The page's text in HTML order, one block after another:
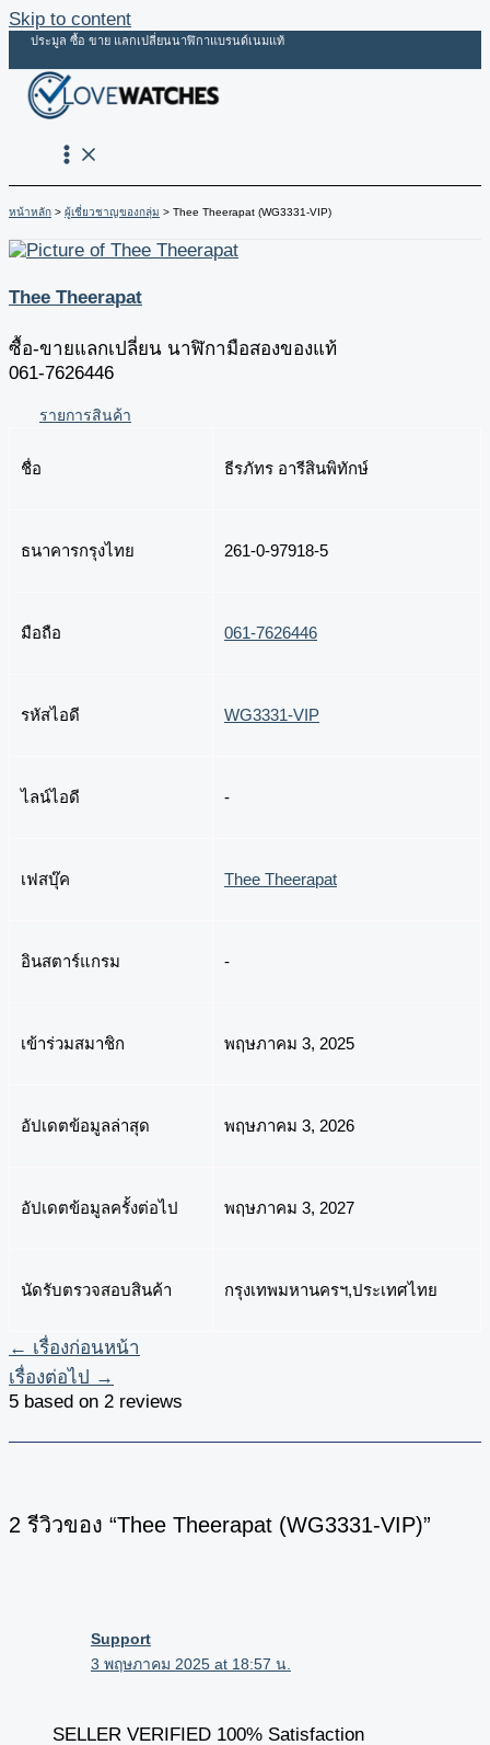
Skip to content
ประมูล ซื้อ ขาย แลกเปลี่ยนนาฬิกาแบรนด์เนมแท้
หน้าหลัก ผู้เชี่ยวชาญของกลุ่ม Thee Theerapat (WG3331-VIP)
Thee Theerapat
ซื้อ-ขายแลกเปลี่ยน นาฬิกามือสองของแท้
061-7626446
รายการสินค้า
ชื่อ ธีรภัทร อารีสินพิทักษ์
ธนาคารกรุงไทย 261-0-97918-5
มือถือ 061-7626446
รหัสไอดี WG3331-VIP
ไลน์ไอดี -
เฟสบุ๊ค Thee Theerapat
อินสตาร์แกรม -
เข้าร่วมสมาชิก พฤษภาคม 3, 2025
อัปเดตข้อมูลล่าสุด พฤษภาคม 3, 2026
อัปเดตข้อมูลครั้งต่อไป พฤษภาคม 3, 2027
นัดรับตรวจสอบสินค้า กรุงเทพมหานครฯ,ประเทศไทย
← เรื่องก่อนหน้า
เรื่องต่อไป →
5 based on 2 reviews
2 รีวิวของ “Thee Theerapat (WG3331-VIP)”
Support
3 พฤษภาคม 2025 at 18:57 น.
SELLER VERIFIED 100% Satisfaction